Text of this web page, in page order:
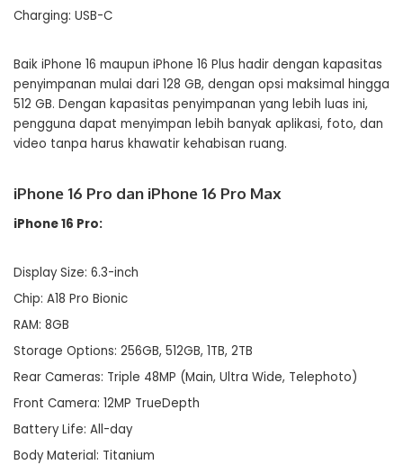
Charging: USB-C
Baik iPhone 16 maupun iPhone 16 Plus hadir dengan kapasitas
penyimpanan mulai dari 128 GB, dengan opsi maksimal hingga
512 GB. Dengan kapasitas penyimpanan yang lebih luas ini,
pengguna dapat menyimpan lebih banyak aplikasi, foto, dan
video tanpa harus khawatir kehabisan ruang.
iPhone 16 Pro dan iPhone 16 Pro Max
iPhone 16 Pro:
Display Size: 6.3-inch
Chip: A18 Pro Bionic
RAM: 8GB
Storage Options: 256GB, 512GB, 1TB, 2TB
Rear Cameras: Triple 48MP (Main, Ultra Wide, Telephoto)
Front Camera: 12MP TrueDepth
Battery Life: All-day
Body Material: Titanium